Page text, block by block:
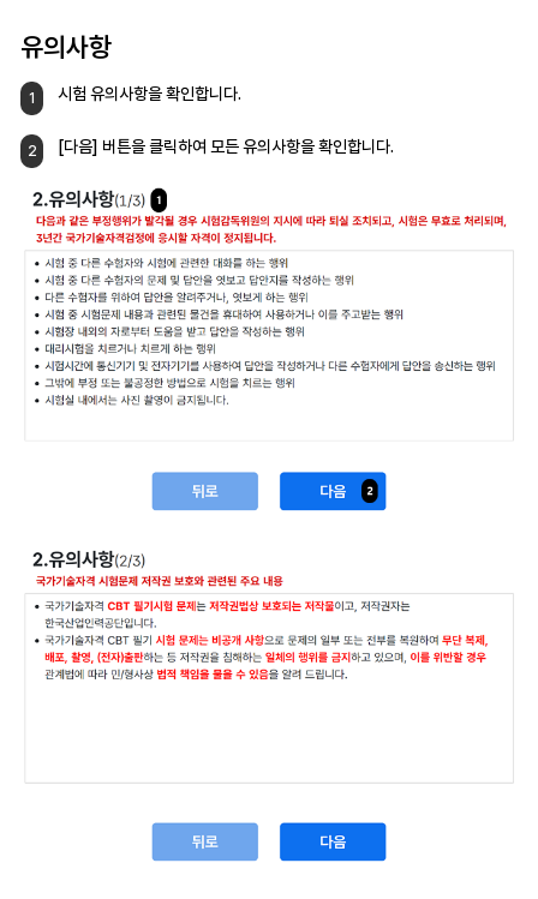
유의사항
1 시험 유의사항을 확인합니다.
2 [다음] 버튼을 클릭하여 모든 유의사항을 확인합니다.